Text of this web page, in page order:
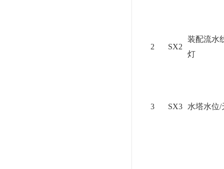
2 SX2
装配流水
灯
3 SX3 水塔水位/